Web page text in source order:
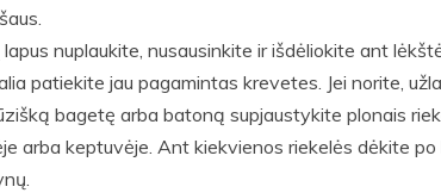
nuplaukite, nusausinkite ir išdėliokite ant
patiekite jau pagamintas krevetes. Jei norite,
bagetę arba batoną supjaustykite plonais
arba keptuvėje. Ant kiekvienos riekelės dėkite